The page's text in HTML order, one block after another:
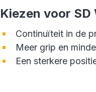
Kiezen voor
Continuïteit in de
Meer grip en
Een sterkere